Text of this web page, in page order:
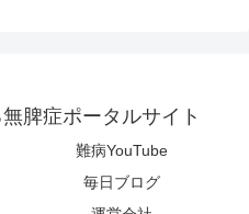
脾症ポータルサイト
難病YouTube
毎日ブログ